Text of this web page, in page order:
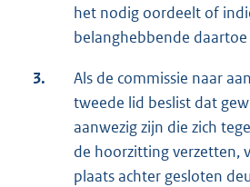
het nodig oordeelt of
belanghebbende
3.
Als de commissie naar
tweede lid beslist dat
aanwezig zijn die zich
de hoorzitting verzetten,
plaats achter gesloten